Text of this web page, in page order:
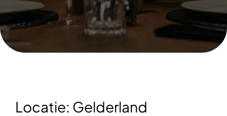
Locatie: Gelderland